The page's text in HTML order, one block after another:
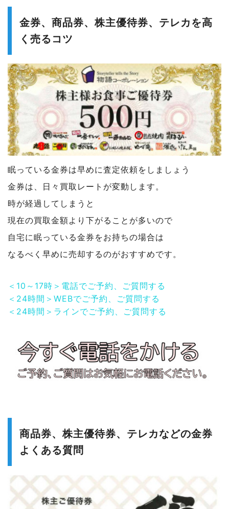
金券、商品券、株主優待券、テレカを高
く売るコツ
眠っている金券は早めに査定依頼をしましょう
金券は、日々買取レートが変動します。
時が経過してしまうと
現在の買取金額より下がることが多いので
自宅に眠っている金券をお持ちの場合は
なるべく早めに売却するのがおすすめです。
＜10～17時＞電話でご予約、ご質問する
＜24時間＞WEBでご予約、ご質問する
＜24時間＞ラインでご予約、ご質問する
商品券、株主優待券、テレカなどの金券
よくある質問